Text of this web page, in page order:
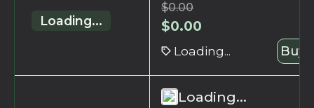
Loading...
$0.00
$0.00
Loading... Buy
Loading...